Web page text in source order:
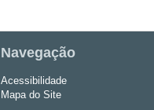
Navegação
Acessibilidade
Mapa do Site